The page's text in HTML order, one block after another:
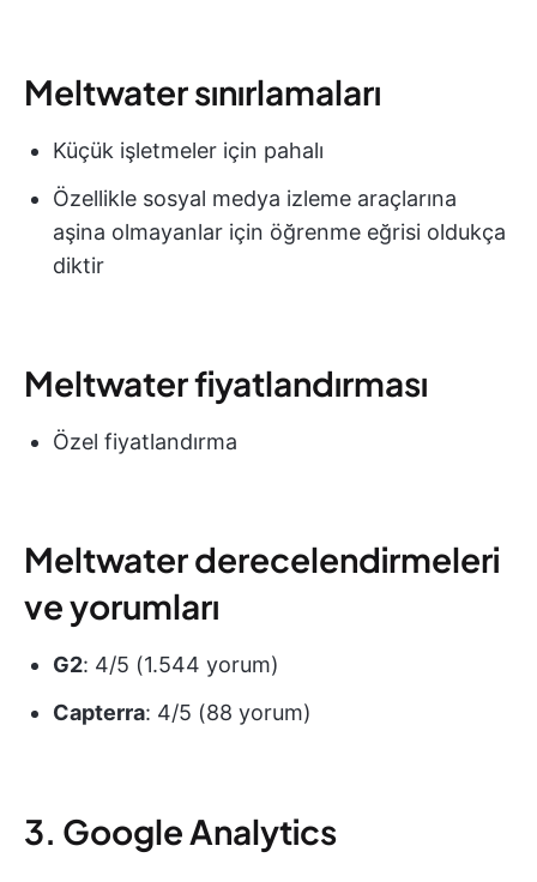
Meltwater sınırlamaları
Küçük işletmeler için pahalı
Özellikle sosyal medya izleme araçlarına
aşina olmayanlar için öğrenme eğrisi oldukça
diktir
Meltwater fiyatlandırması
Özel fiyatlandırma
Meltwater derecelendirmeleri
ve yorumları
G2: 4/5 (1.544 yorum)
Capterra: 4/5 (88 yorum)
3. Google Analytics